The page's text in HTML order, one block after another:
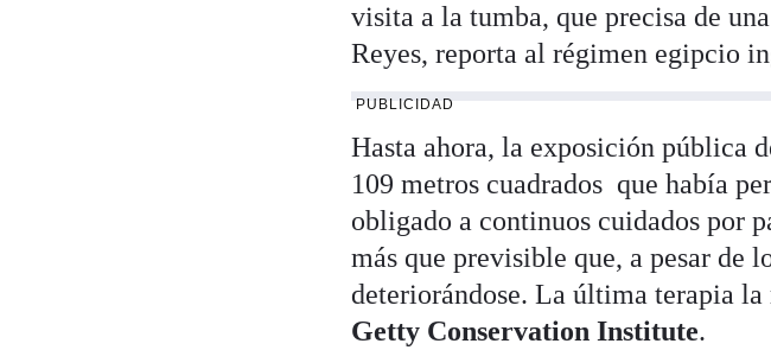
visita a la tumba, que precisa de
Reyes, reporta al régimen egipcio
PUBLICIDAD
Hasta ahora, la exposición pública
109 metros cuadrados que había
obligado a continuos cuidados por
más que previsible que, a pesar de
deteriorándose. La última terapia
Getty Conservation Institute.